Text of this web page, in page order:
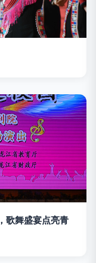
歌舞盛宴点亮青